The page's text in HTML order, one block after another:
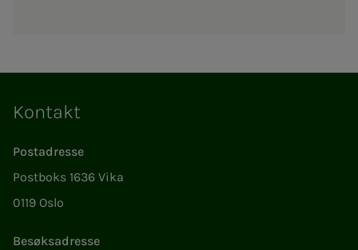
Kontakt
Postadresse
Postboks 1636 Vika
0119 Oslo
Besøksadresse